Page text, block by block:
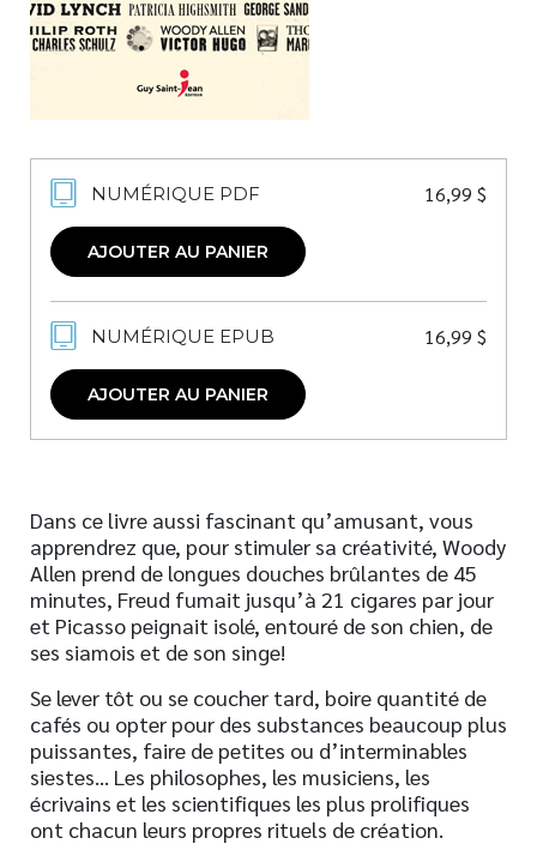
Meilleurs vendeurs
Page vedette
AUTEURS
À PROPOS
CONTACT
NUMÉRIQUE PDF 16,99 $
AJOUTER AU PANIER
NUMÉRIQUE EPUB 16,99 $
AJOUTER AU PANIER
Dans ce livre aussi fascinant qu’amusant, vous
apprendrez que, pour stimuler sa créativité, Woody
Allen prend de longues douches brûlantes de 45
minutes, Freud fumait jusqu’à 21 cigares par jour
et Picasso peignait isolé, entouré de son chien, de
ses siamois et de son singe!
Se lever tôt ou se coucher tard, boire quantité de
cafés ou opter pour des substances beaucoup plus
puissantes, faire de petites ou d’interminables
siestes… Les philosophes, les musiciens, les
écrivains et les scientifiques les plus prolifiques
ont chacun leurs propres rituels de création.